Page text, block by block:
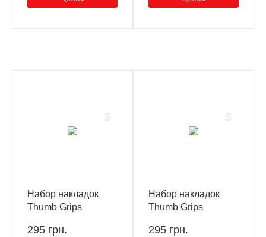
Набор накладок
Thumb Grips
Duty WWII Xbox
295 грн.
Набор накладок
Thumb Grips
2 CQC Signature
295 грн.